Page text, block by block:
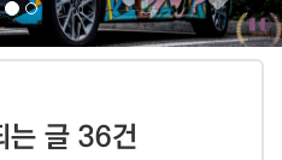
는 글 36건